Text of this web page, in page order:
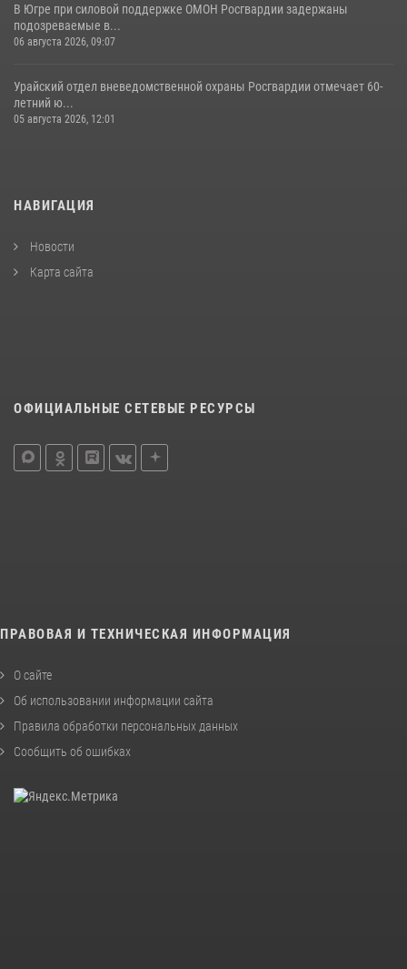
В Югре при силовой поддержке ОМОН Росгвардии задержаны
подозреваемые в...
06 августа 2026, 09:07
Урайский отдел вневедомственной охраны Росгвардии отмечает 60-
летний ю...
05 августа 2026, 12:01
НАВИГАЦИЯ
Новости
Карта сайта
ОФИЦИАЛЬНЫЕ СЕТЕВЫЕ РЕСУРСЫ
ПРАВОВАЯ И ТЕХНИЧЕСКАЯ ИНФОРМАЦИЯ
О сайте
Об использовании информации сайта
Правила обработки персональных данных
Сообщить об ошибках